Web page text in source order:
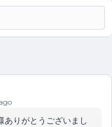
ありがとうございまし